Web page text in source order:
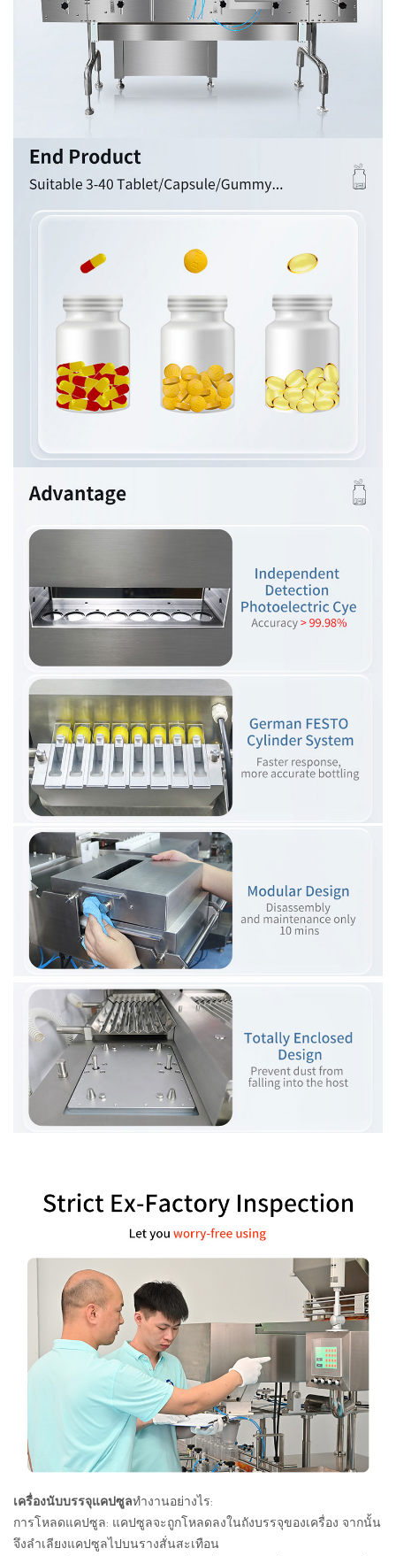
เครื่องนับบรรจุแคปซูลทำงานอย่างไร:
การโหลดแคปซูล: แคปซูลจะถูกโหลดลงในถังบรรจุของเครื่อง จากนั้น
จึงลำเลียงแคปซูลไปบนรางสั่นสะเทือน